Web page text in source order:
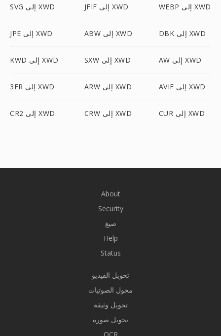
SVG إلى XWD JFIF إلى XWD WEBP إلى XWD
JPE إلى XWD ABW إلى XWD DBK إلى XWD
KWD إلى XWD SXW إلى XWD AW إلى XWD
3FR إلى XWD ARW إلى XWD AVIF إلى XWD
CR2 إلى XWD CRW إلى XWD CUR إلى XWD
About
Security
صيغ
Help
Status
تحويل الفيديو
محول الصوتيات
تحويل وثيقة
تحويل صورة